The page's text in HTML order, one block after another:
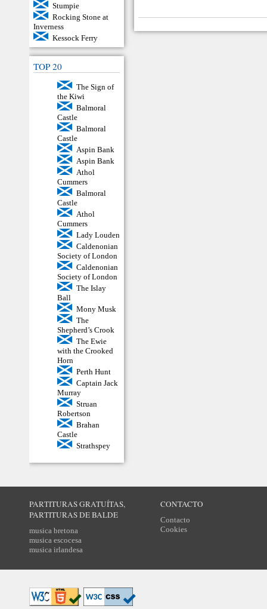
Stumpie
Rocking Stone at
Inverness
Kessock Ferry
TOP 20
The Sign of
the Kiwi
Balmoral
Castle
Balmoral
Castle
Aspin Bank
Aspin Bank
Athol
Cummers
Balmoral
Castle
Athol
Cummers
Lady Louden
Caldenonian
Society of London
Caldenonian
Society of London
The Islay
Ball
Mony Musk
The
Shepherd’s Crook
The Ewie
with the Crooked
Horn
Perth Hunt
Captain Jack
Murray
Struan
Robertson
Brahan
Castle
Strathspey
PARTITURAS GRATUÍTAS,
PARTITURAS DE BALDE
musica bretona
musica escocesa
musica irlandesa
CONTACTO
Contacto
Cookies